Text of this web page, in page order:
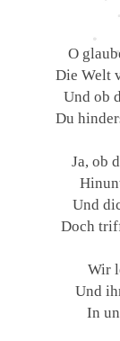
O
Die Welt
Und ob
Du
Ja, ob
Und
Doch
Wir
Und
In